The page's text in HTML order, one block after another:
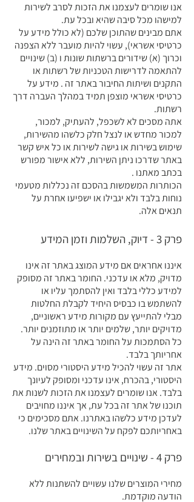
אנו שומרים לעצמנו את הזכות לסרב לשירות
למישהו מכל סיבה שהיא ובכל עת.
אתם מבינים שהתוכן שלכם (לא כולל מידע על
כרטיסי אשראי), עשוי להיות מועבר ללא הצפנה
וכרוך (א) שידורים ברשתות שונות ו (ב) שינויים
להתאמה לדרישות הטכניות של רשתות או
התקנים ושיתות החיבור באתר זה . מידע על
כרטיסי אשראי מוצפן תמיד במהלך העברה דרך
רשתות.
אתה מסכים לא לשכפל, להעתיק, למכור,
למכור מחדש או לנצל חלק כלשהו מהשירות,
שימוש בשירות או גישה לשירות או כל איש קשר
באתר שדרכו ניתן השירות, ללא אישור מפורש
בכתב מאתנו .
הכותרות המשמשות בהסכם זה נכללות מטעמי
נוחות בלבד ולא יגבילו או ישפיעו אחרת על
תנאים אלה.
פרק 3 - דיוק, השלמות וזמן המידע
איננו אחראים אם מידע המוצג באתר זה אינו
מדויק, מלא או עדכני. החומר באתר זה מסופק
למידע כללי בלבד ואין להסתמך עליו או
להשתמש בו כבסיס היחיד לקבלת החלטות
מבלי להתייעץ עם מקורות מידע ראשוניים,
מדויקים יותר, שלמים יותר או מתוזמנים יותר.
כל הסתמכות על החומר באתר זה הינה על
אחריותך בלבד.
אתר זה עשוי להכיל מידע היסטורי מסוים. מידע
היסטורי, בהכרח, אינו עדכני ומסופק לעיונך
בלבד. אנו שומרים לעצמנו את הזכות לשנות את
תוכנו של אתר זה בכל עת, אך איננו מחויבים
לעדכן מידע כלשהו באתרנו. אתם מסכימים כי
באחריותכם לפקח על השינויים באתר שלנו.
פרק 4 - שינויים בשירות ובמחירים
מחירי המוצרים שלנו עשויים להשתנות ללא
הודעה מוקדמת.